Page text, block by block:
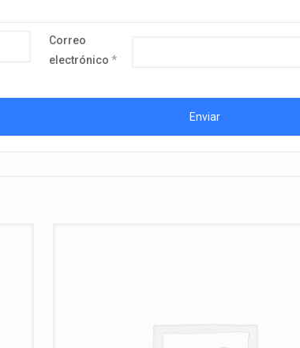
Correo
electrónico*